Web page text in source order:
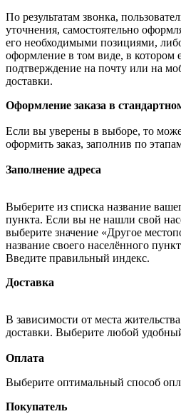
По результатам звонка,
уточнения, самостоятельно
его необходимыми позициями,
оформление в том виде, в котором
подтверждение на почту или на
доставки.
Оформление заказа в
Если вы уверены в выборе, то
оформить заказ, заполнив по
Заполнение адреса
Выберите из списка название
пункта. Если вы не нашли свой
выберите значение «Другое
название своего населённого
Введите правильный индекс.
Доставка
В зависимости от места
доставки. Выберите любой
Оплата
Выберите оптимальный способ
Покупатель